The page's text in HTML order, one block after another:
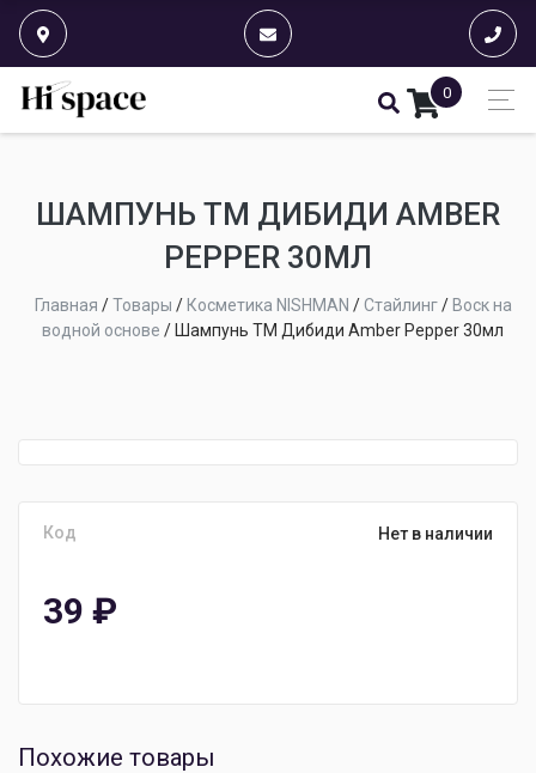
0
ШАМПУНЬ ТМ ДИБИДИ AMBER
PEPPER 30МЛ
Главная /Товары / Косметика NISHMAN /Стайлинг/ Воск на
водной основе / Шампунь ТМ Дибиди Amber Pepper 30мл
Код Нет в наличии
39 ₽
Похожие товары